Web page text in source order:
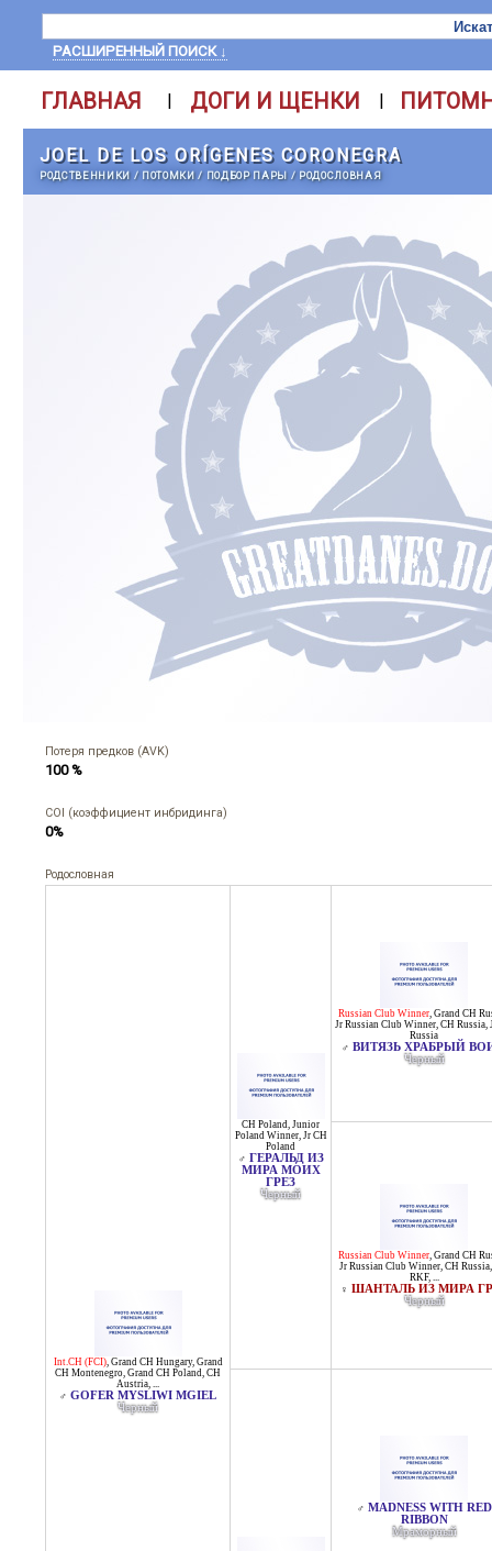
РАСШИРЕННЫЙ ПОИСК ↓
ГЛАВНАЯ | ДОГИ И ЩЕНКИ |
JOEL DE LOS ORÍGENES CORONEGRA
РОДСТВЕННИКИ / ПОТОМКИ/ ПОДБОР ПАРЫ / РОДОСЛОВНАЯ
Потеря предков (AVK)
100 %
COI (коэффициент инбридинга)
0%
Родословная
Int.CH (FCI), Grand CH Hungary, Grand
CH Montenegro, Grand CH Poland, CH
Austria, ...
♂ GOFER MYSLIWI MGIEL
Черный
CH Poland, Junior
Poland Winner, Jr CH
Poland
♂ ГЕРАЛЬД ИЗ
МИРА МОИХ
ГРЕЗ
Черный
Russian Club Winner, Grand CH
Jr Russian Club Winner, CH Russia,
Russia
♂ ВИТЯЗЬ ХРАБРЫЙ
Черный
Russian Club Winner, Grand CH
Jr Russian Club Winner, CH Russia
RKF, ...
♀ ШАНТАЛЬ ИЗ МИРА
Черный
♂ MADNESS WITH RED
RIBBON
Мраморный